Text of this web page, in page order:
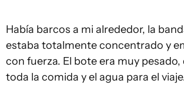
Había barcos a mi alrededor, la
estaba totalmente concentrado y
con fuerza. El bote era muy
toda la comida y el agua para el